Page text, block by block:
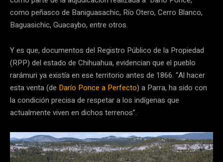
como peñasco de Baniguasachic, Río Otero, Cerro Blanco,
Baguasichic, Guacaybo, entre otros.
Y es que, documentos del Registro Público de la Propiedad
(RPP) del estado de Chihuahua, evidencian que el pueblo
rarámuri ya existía en ese territorio antes de 1866. “Al hacer
esta venta (de Darío Ponce a Perfecto) a Parra, ha sido con
la condición precisa de respetar a los indígenas que
actualmente viven en dichos terrenos”.